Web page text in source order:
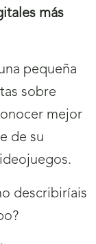
más
pequeña
sobre
mejor
de su
describiríais